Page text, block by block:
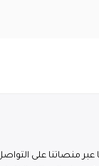
منصاتنا على